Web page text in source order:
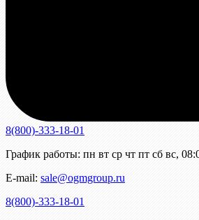
8(800)-333-18-01
График работы: пн вт ср чт пт сб вс,
E-mail: sale@ogmgroup.ru
8(800)-333-18-01